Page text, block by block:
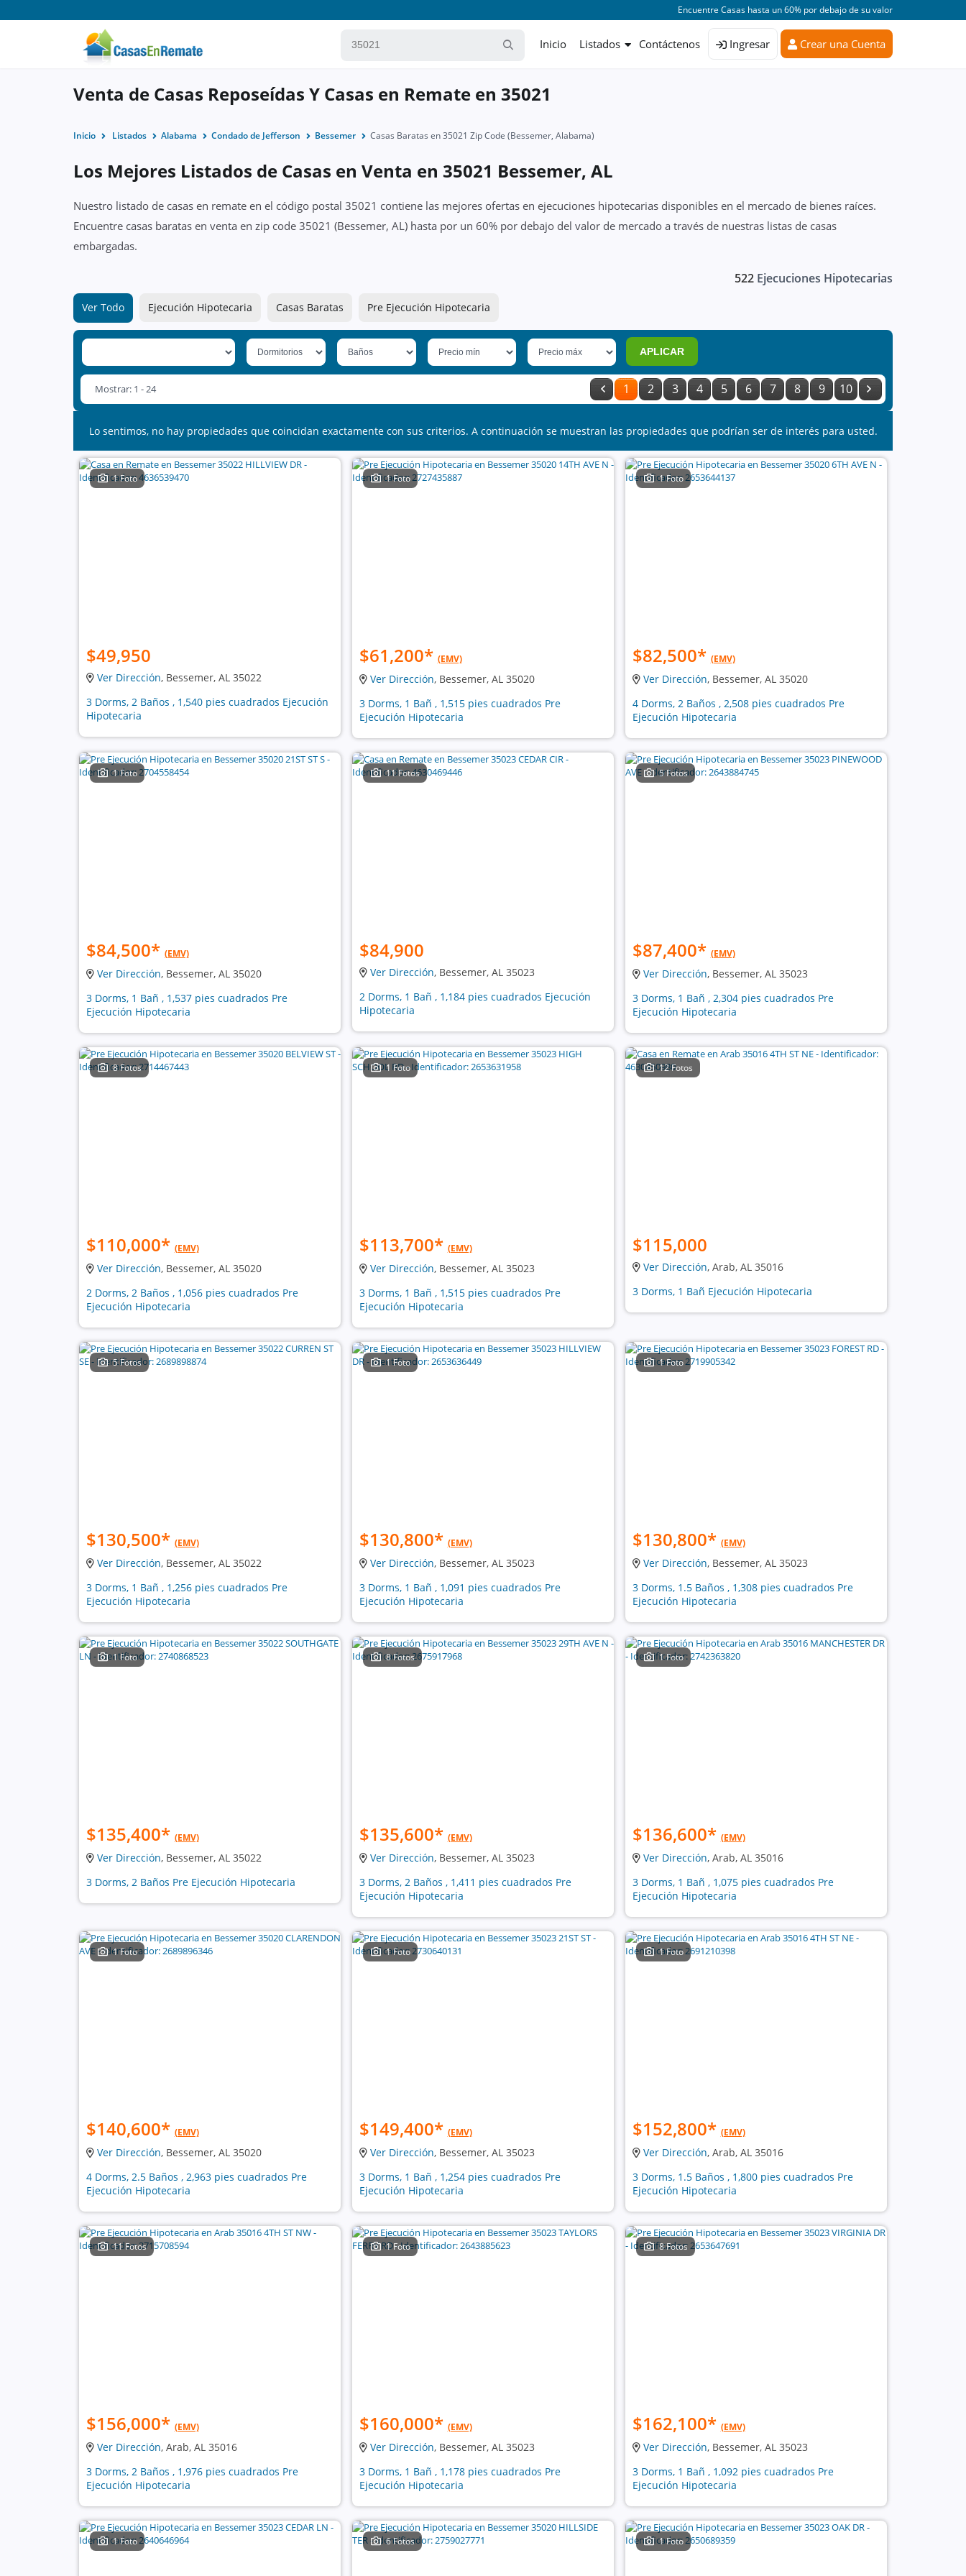
Encuentre Casas hasta un 60% por debajo de su valor
Inicio Listados Contáctenos Ingresar Crear una Cuenta
Venta de Casas Reposeídas Y Casas en Remate en 35021
Inicio Listados Alabama Condado de Jefferson Bessemer Casas Baratas en 35021 Zip Code (Bessemer, Alabama)
Los Mejores Listados de Casas en Venta en 35021 Bessemer, AL
Nuestro listado de casas en remate en el código postal 35021 contiene las mejores ofertas en ejecuciones hipotecarias disponibles en el mercado de bienes raíces.
Encuentre casas baratas en venta en zip code 35021 (Bessemer, AL) hasta por un 60% por debajo del valor de mercado a través de nuestras listas de casas
embargadas.
522 Ejecuciones Hipotecarias
Ver Todo Ejecución Hipotecaria Casas Baratas Pre Ejecución Hipotecaria
APLICAR
1 2 3 4 5 6 7 8 9 10
Mostrar: 1 - 24
Lo sentimos, no hay propiedades que coincidan exactamente con sus criterios. A continuación se muestran las propiedades que podrían ser de interés para usted.
1 Foto
$49,950
Ver Dirección, Bessemer, AL 35022
3 Dorms, 2 Baños , 1,540 pies cuadrados Ejecución
Hipotecaria
1 Foto
$61,200* (EMV)
Ver Dirección, Bessemer, AL 35020
3 Dorms, 1 Bañ , 1,515 pies cuadrados Pre
Ejecución Hipotecaria
1 Foto
$82,500* (EMV)
Ver Dirección, Bessemer, AL 35020
4 Dorms, 2 Baños , 2,508 pies cuadrados Pre
Ejecución Hipotecaria
1 Foto
$84,500* (EMV)
Ver Dirección, Bessemer, AL 35020
3 Dorms, 1 Bañ , 1,537 pies cuadrados Pre
Ejecución Hipotecaria
11 Fotos
$84,900
Ver Dirección, Bessemer, AL 35023
2 Dorms, 1 Bañ , 1,184 pies cuadrados Ejecución
Hipotecaria
5 Fotos
$87,400* (EMV)
Ver Dirección, Bessemer, AL 35023
3 Dorms, 1 Bañ , 2,304 pies cuadrados Pre
Ejecución Hipotecaria
8 Fotos
$110,000* (EMV)
Ver Dirección, Bessemer, AL 35020
2 Dorms, 2 Baños , 1,056 pies cuadrados Pre
Ejecución Hipotecaria
1 Foto
$113,700* (EMV)
Ver Dirección, Bessemer, AL 35023
3 Dorms, 1 Bañ , 1,515 pies cuadrados Pre
Ejecución Hipotecaria
12 Fotos
$115,000
Ver Dirección, Arab, AL 35016
3 Dorms, 1 Bañ Ejecución Hipotecaria
5 Fotos
$130,500* (EMV)
Ver Dirección, Bessemer, AL 35022
3 Dorms, 1 Bañ , 1,256 pies cuadrados Pre
Ejecución Hipotecaria
1 Foto
$130,800* (EMV)
Ver Dirección, Bessemer, AL 35023
3 Dorms, 1 Bañ , 1,091 pies cuadrados Pre
Ejecución Hipotecaria
1 Foto
$130,800* (EMV)
Ver Dirección, Bessemer, AL 35023
3 Dorms, 1.5 Baños , 1,308 pies cuadrados Pre
Ejecución Hipotecaria
1 Foto
$135,400* (EMV)
Ver Dirección, Bessemer, AL 35022
3 Dorms, 2 Baños Pre Ejecución Hipotecaria
8 Fotos
$135,600* (EMV)
Ver Dirección, Bessemer, AL 35023
3 Dorms, 2 Baños , 1,411 pies cuadrados Pre
Ejecución Hipotecaria
1 Foto
$136,600* (EMV)
Ver Dirección, Arab, AL 35016
3 Dorms, 1 Bañ , 1,075 pies cuadrados Pre
Ejecución Hipotecaria
1 Foto
$140,600* (EMV)
Ver Dirección, Bessemer, AL 35020
4 Dorms, 2.5 Baños , 2,963 pies cuadrados Pre
Ejecución Hipotecaria
1 Foto
$149,400* (EMV)
Ver Dirección, Bessemer, AL 35023
3 Dorms, 1 Bañ , 1,254 pies cuadrados Pre
Ejecución Hipotecaria
1 Foto
$152,800* (EMV)
Ver Dirección, Arab, AL 35016
3 Dorms, 1.5 Baños , 1,800 pies cuadrados Pre
Ejecución Hipotecaria
11 Fotos
$156,000* (EMV)
Ver Dirección, Arab, AL 35016
3 Dorms, 2 Baños , 1,976 pies cuadrados Pre
Ejecución Hipotecaria
1 Foto
$160,000* (EMV)
Ver Dirección, Bessemer, AL 35023
3 Dorms, 1 Bañ , 1,178 pies cuadrados Pre
Ejecución Hipotecaria
8 Fotos
$162,100* (EMV)
Ver Dirección, Bessemer, AL 35023
3 Dorms, 1 Bañ , 1,092 pies cuadrados Pre
Ejecución Hipotecaria
1 Foto 6 Fotos 1 Foto